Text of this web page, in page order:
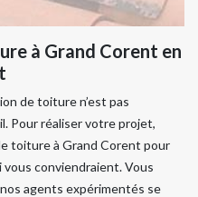
à Grand Corent en
de toiture n’est pas
Pour réaliser votre projet,
toiture à Grand Corent pour
vous conviendraient. Vous
agents expérimentés se